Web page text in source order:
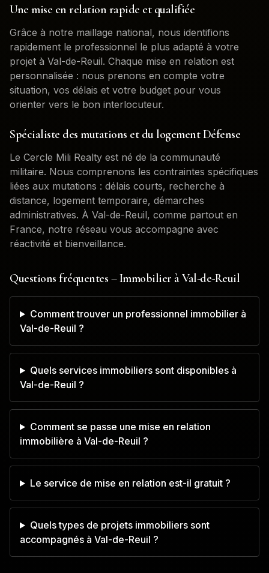
Une mise en relation rapide et qualifiée
Grâce à notre maillage national, nous identifions
rapidement le professionnel le plus adapté à votre
projet à Val-de-Reuil. Chaque mise en relation est
personnalisée : nous prenons en compte votre
situation, vos délais et votre budget pour vous
orienter vers le bon interlocuteur.
Spécialiste des mutations et du logement Défense
Le Cercle Mili Realty est né de la communauté
militaire. Nous comprenons les contraintes spécifiques
liées aux mutations : délais courts, recherche à
distance, logement temporaire, démarches
administratives. À Val-de-Reuil, comme partout en
France, notre réseau vous accompagne avec
réactivité et bienveillance.
Questions fréquentes – Immobilier àVal-de-Reuil
Comment trouver un professionnel immobilier à
Val-de-Reuil ?
Quels services immobiliers sont disponibles à
Val-de-Reuil ?
Comment se passe une mise en relation
immobilière à Val-de-Reuil ?
Le service de mise en relation est-il gratuit ?
Quels types de projets immobiliers sont
accompagnés à Val-de-Reuil ?